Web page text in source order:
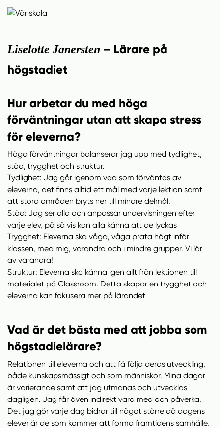
Liselotte Janersten – Lärare på
högstadiet
Hur arbetar du med höga
förväntningar utan att skapa stress
för eleverna?
Höga förväntningar balanserar jag upp med tydlighet,
stöd, trygghet och struktur.
Tydlighet: Jag går igenom vad som förväntas av
eleverna, det finns alltid ett mål med varje lektion samt
att stora områden bryts ner till mindre delmål.
Stöd: Jag ser alla och anpassar undervisningen efter
varje elev, på så vis kan alla känna att de lyckas
Trygghet: Eleverna ska våga, våga prata högt inför
klassen, med mig, varandra och i mindre grupper. Vi lär
av varandra!
Struktur: Eleverna ska känna igen allt från lektionen till
materialet på Classroom. Detta skapar en trygghet och
eleverna kan fokusera mer på lärandet
Vad är det bästa med att jobba som
högstadielärare?
Relationen till eleverna och att få följa deras utveckling,
både kunskapsmässigt och som människor. Mina dagar
är varierande samt att jag utmanas och utvecklas
dagligen. Jag får även indirekt vara med och påverka.
Det jag gör varje dag bidrar till något större då dagens
elever är de som kommer att forma framtidens samhälle.